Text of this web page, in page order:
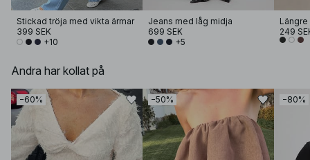
Stickad tröja med vikta ärmar
399 SEK
+10
Jeans med låg midja
699 SEK
+5
249
Andra har kollat på
−60% −50% −80%